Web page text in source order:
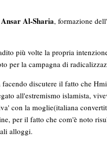
Ansar Al-Sharia, formazione
più volte la propria
per la campagna di
discutere il fatto che
all'estremismo islamista,
con la moglie(italiana
per il fatto che com'è noto
alloggi.